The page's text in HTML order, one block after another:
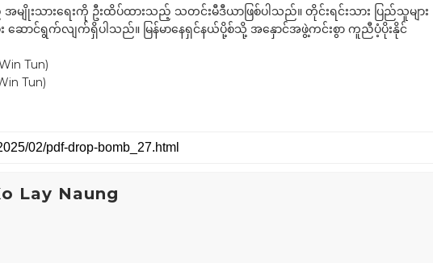
မျိုးသားရေးကို ဦးထိပ်ထားသည့် သတင်းမီဒီယာဖြစ်ပါသည်။ တိုင်းရင်းသား ပြည်သူများ
း ဆောင်ရွက်လျက်ရှိပါသည်။ မြန်မာနေရှင်နယ်ပို့စ်သို့ အနှောင်အဖွဲ့ကင်းစွာ ကူညီပံ့ပိုးနိုင်
Tun)
Tun)
Lay Naung